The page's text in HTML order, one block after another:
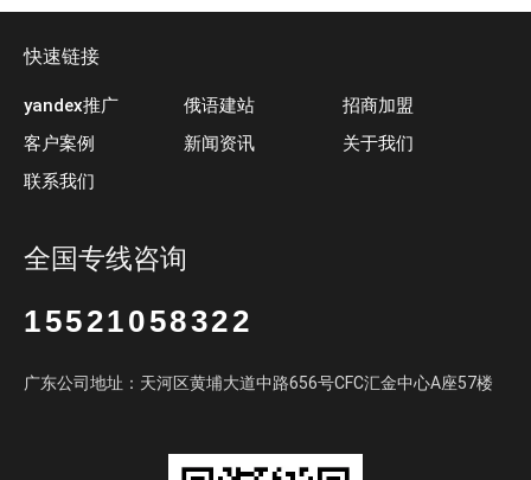
快速链接
yandex推广
客户案例
联系我们
俄语建站
新闻资讯
招商加盟
关于我们
全国专线咨询
15521058322
广东公司地址：天河区黄埔大道中路656号CFC汇金中心A座57楼